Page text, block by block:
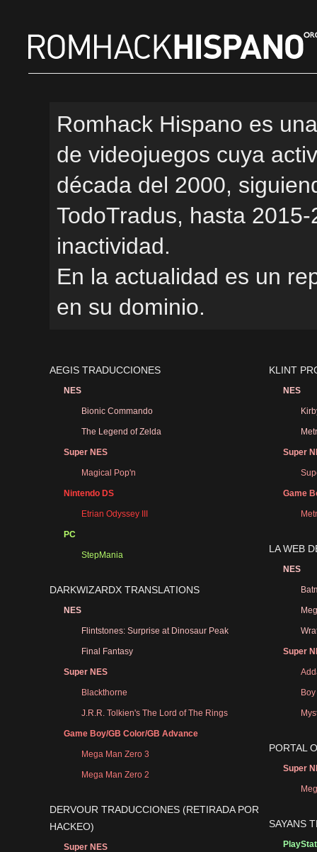
Romhack Hispano es
de videojuegos cuya
década del 2000,
TodoTradus, hasta
inactividad.
En la actualidad es un
en su dominio.
AEGIS TRADUCCIONES
NES
Bionic Commando
The Legend of Zelda
Super NES
Magical Pop'n
Nintendo DS
Etrian Odyssey III
PC
StepMania
DARKWIZARDX TRANSLATIONS
NES
Flintstones: Surprise at Dinosaur Peak
Final Fantasy
Super NES
Blackthorne
J.R.R. Tolkien's The Lord of The Rings
Game Boy/GB Color/GB Advance
Mega Man Zero 3
Mega Man Zero 2
DERVOUR TRADUCCIONES (RETIRADA POR
HACKEO)
Super NES
KLINT
NES
Super
Game
LA WEB
NES
Super
PORTAL
Super
SAYANS